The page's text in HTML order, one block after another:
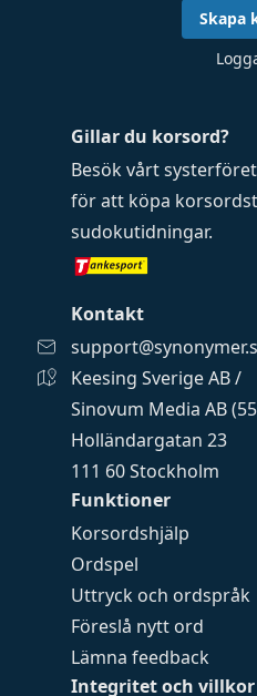
Funktioner
Korsordshjälp
Ordspel
Uttryck och ordspråk
Föreslå nytt ord
Lämna feedback
Integritet och villkor
Gillar du korsord?
Besök vårt
för att köpa
sudokutidningar.
Kontakt
Keesing Sverige AB /
Sinovum Media AB
Holländargatan 23
111 60 Stockholm
Skapa